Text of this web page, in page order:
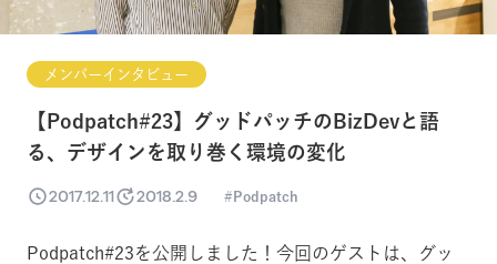
メンバーインタビュー
【Podpatch#23】グッドパッチのBizDevと語
る、デザインを取り巻く環境の変化
2017.12.11 2018.2.9 Podpatch
Podpatch#23を公開しました！今回のゲストは、グッ